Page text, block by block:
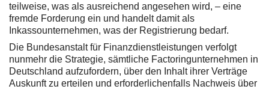
teilweise, was als ausreichend angesehen wird, – eine
fremde Forderung ein und handelt damit als
Inkassounternehmen, was der Registrierung bedarf.
Die Bundesanstalt für Finanzdienstleistungen verfolgt
nunmehr die Strategie, sämtliche Factoringunternehmen in
Deutschland aufzufordern, über den Inhalt ihrer Verträge
Auskunft zu erteilen und erforderlichenfalls Nachweis über